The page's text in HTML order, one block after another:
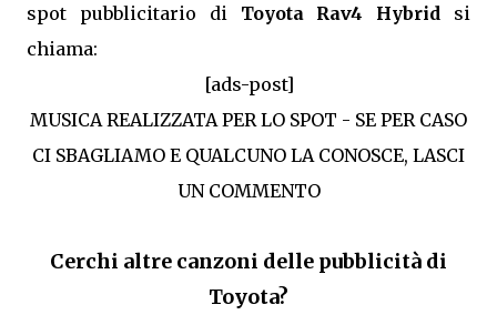
spot pubblicitario di Toyota Rav4 Hybrid si
chiama:
[ads-post]
MUSICA REALIZZATA PER LO SPOT - SE PER CASO
CI SBAGLIAMO E QUALCUNO LA CONOSCE, LASCI
UN COMMENTO
Cerchi altre canzoni delle pubblicità di
Toyota?